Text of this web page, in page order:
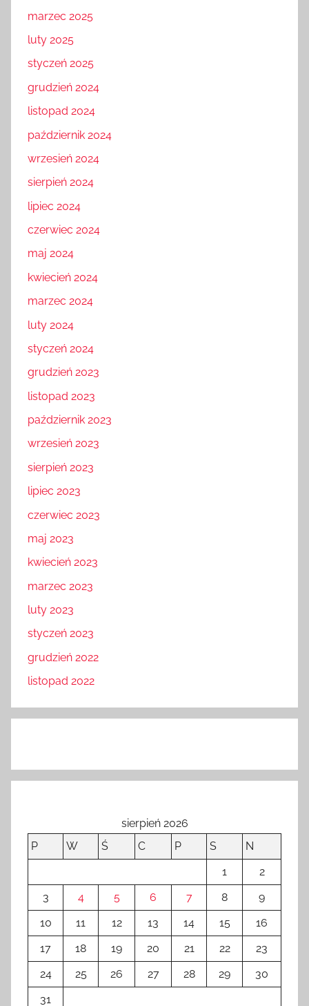
marzec 2025
luty 2025
styczeń 2025
grudzień 2024
listopad 2024
październik 2024
wrzesień 2024
sierpień 2024
lipiec 2024
czerwiec 2024
maj 2024
kwiecień 2024
marzec 2024
luty 2024
styczeń 2024
grudzień 2023
listopad 2023
październik 2023
wrzesień 2023
sierpień 2023
lipiec 2023
czerwiec 2023
maj 2023
kwiecień 2023
marzec 2023
luty 2023
styczeń 2023
grudzień 2022
listopad 2022
sierpień 2026
P
W Ś C P S
N
1
2
3
4 5 6 7 8
9
10
11 12 13 14 15
16
17
18 19 20 21 22
23
24
25 26 27 28 29
30
31